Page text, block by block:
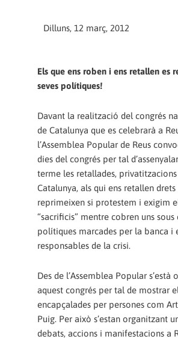
Dilluns, 12 març, 2012
Els que ens roben i ens retallen es
seves polítiques!
Davant la realització del congrés
de Catalunya que es celebrarà a
l’Assemblea Popular de Reus
dies del congrés per tal
terme les retallades,
Catalunya, als qui ens retallen
reprimeixen si protestem i exigim
“sacrificis” mentre cobren uns
polítiques marcades per la banca i
responsables de la crisi.
Des de l’Assemblea Popular
aquest congrés per tal de mostrar
encapçalades per persones com
Puig. Per això s’estan organitzant
debats, accions i manifestacions a